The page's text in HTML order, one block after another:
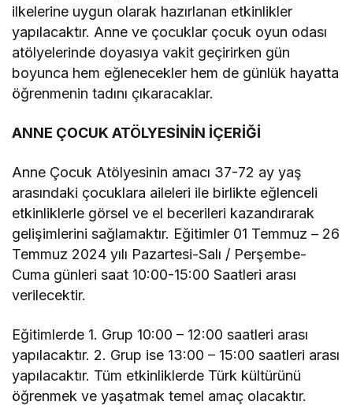
ilkelerine uygun olarak hazırlanan etkinlikler
yapılacaktır. Anne ve çocuklar çocuk oyun odası
atölyelerinde doyasıya vakit geçirirken gün
boyunca hem eğlenecekler hem de günlük hayatta
öğrenmenin tadını çıkaracaklar.
ANNE ÇOCUK ATÖLYESİNİN İÇERİĞİ
Anne Çocuk Atölyesinin amacı 37-72 ay yaş
arasındaki çocuklara aileleri ile birlikte eğlenceli
etkinliklerle görsel ve el becerileri kazandırarak
gelişimlerini sağlamaktır. Eğitimler 01 Temmuz – 26
Temmuz 2024 yılı Pazartesi-Salı / Perşembe-
Cuma günleri saat 10:00-15:00 Saatleri arası
verilecektir.
Eğitimlerde 1. Grup 10:00 – 12:00 saatleri arası
yapılacaktır. 2. Grup ise 13:00 – 15:00 saatleri arası
yapılacaktır. Tüm etkinliklerde Türk kültürünü
öğrenmek ve yaşatmak temel amaç olacaktır.